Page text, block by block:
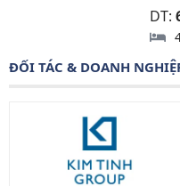
DT:
ĐỐI TÁC & DOANH